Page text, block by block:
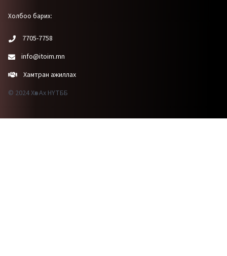
Холбоо барих:
7705-7758
info@itoim.mn
Хамтран ажиллах
© 2024 Хөх Ах НҮТББ